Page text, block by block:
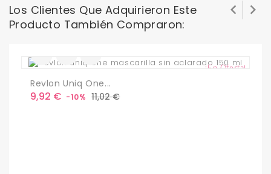
Los Clientes Que Adquirieron Este
Producto También Compraron:
¡En Oferta!
Revlon Uniq One...
Precio
9,92 € -10% Precio
11,02 €
 